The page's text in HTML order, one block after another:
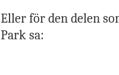
Eller för den delen
Park sa: